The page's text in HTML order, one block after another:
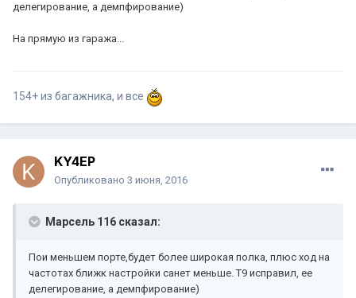
делегирование, а демпфирование)
На прямую из гаража...
154+ из багажника, и все
KY4EP
Опубликовано 3 июня, 2016
Марсель 116 сказал:
Пои меньшем порте,будет более широкая полка, плюс ход на
частотах ближк настройки санет меньше. Т9 исправил, ее
делегирование, а демпфирование)